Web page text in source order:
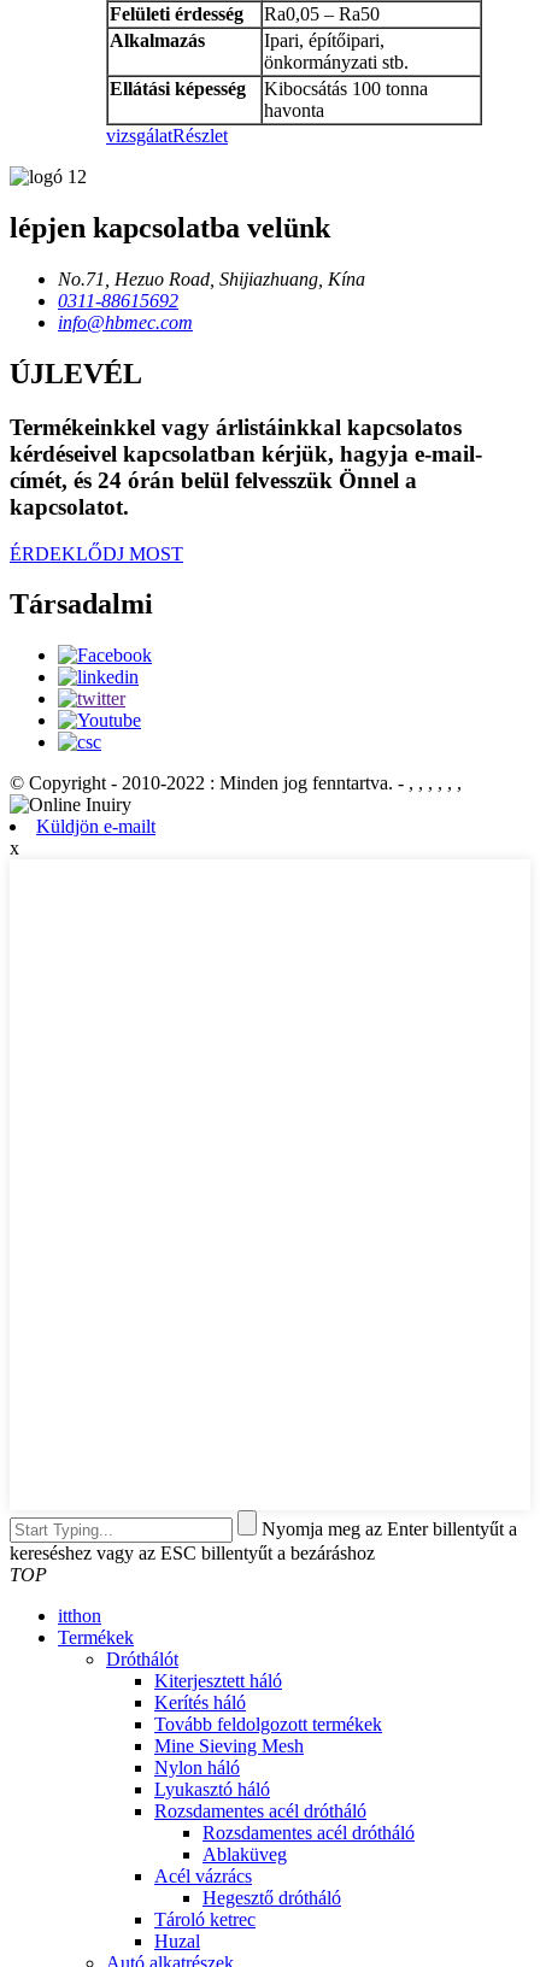
Felületi érdesség
Ra0,05 – Ra50
Alkalmazás
Ipari, építőipari,
önkormányzati stb.
Ellátási képesség
Kibocsátás 100 tonna
havonta
vizsgálatRészlet
lépjen kapcsolatba velünk
No.71, Hezuo Road, Shijiazhuang, Kína
0311-88615692
info@hbmec.com
ÚJLEVÉL
Termékeinkkel vagy árlistáinkkal kapcsolatos
kérdéseivel kapcsolatban kérjük, hagyja e-mail-
címét, és 24 órán belül felvesszük Önnel a
kapcsolatot.
ÉRDEKLŐDJ MOST
Társadalmi
© Copyright - 2010-2022 : Minden jog fenntartva. - , , , , , ,
Küldjön e-mailt
x
Nyomja meg az Enter billentyűt a
kereséshez vagy az ESC billentyűt a bezáráshoz
TOP
itthon
Termékek
Dróthálót
Kiterjesztett háló
Kerítés háló
Tovább feldolgozott termékek
Mine Sieving Mesh
Nylon háló
Lyukasztó háló
Rozsdamentes acél drótháló
Rozsdamentes acél drótháló
Ablaküveg
Acél vázrács
Hegesztő drótháló
Tároló ketrec
Huzal